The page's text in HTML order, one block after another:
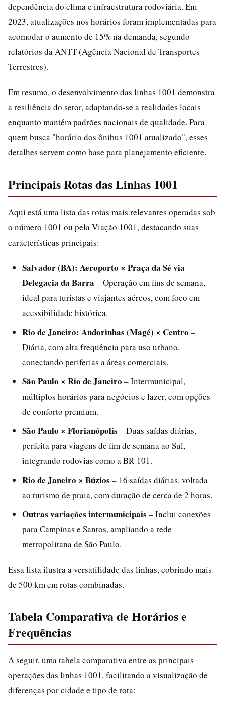
dependência do clima e infraestrutura rodoviária. Em
2023, atualizações nos horários foram implementadas para
acomodar o aumento de 15% na demanda, segundo
relatórios da ANTT (Agência Nacional de Transportes
Terrestres).
Em resumo, o desenvolvimento das linhas 1001 demonstra
a resiliência do setor, adaptando-se a realidades locais
enquanto mantém padrões nacionais de qualidade. Para
quem busca "horário dos ônibus 1001 atualizado", esses
detalhes servem como base para planejamento eficiente.
Principais Rotas das Linhas 1001
Aqui está uma lista das rotas mais relevantes operadas sob
o número 1001 ou pela Viação 1001, destacando suas
características principais:
Salvador (BA): Aeroporto × Praça da Sé via
Delegacia da Barra – Operação em fins de semana,
ideal para turistas e viajantes aéreos, com foco em
acessibilidade histórica.
Rio de Janeiro: Andorinhas (Magé) × Centro –
Diária, com alta frequência para uso urbano,
conectando periferias a áreas comerciais.
São Paulo × Rio de Janeiro – Intermunicipal,
múltiplos horários para negócios e lazer, com opções
de conforto premium.
São Paulo × Florianópolis – Duas saídas diárias,
perfeita para viagens de fim de semana ao Sul,
integrando rodovias como a BR-101.
Rio de Janeiro × Búzios – 16 saídas diárias, voltada
ao turismo de praia, com duração de cerca de 2 horas.
Outras variações intermunicipais – Inclui conexões
para Campinas e Santos, ampliando a rede
metropolitana de São Paulo.
Essa lista ilustra a versatilidade das linhas, cobrindo mais
de 500 km em rotas combinadas.
Tabela Comparativa de Horários e
Frequências
A seguir, uma tabela comparativa entre as principais
operações das linhas 1001, facilitando a visualização de
diferenças por cidade e tipo de rota: